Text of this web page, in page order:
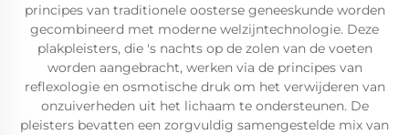
principes van traditionele oosterse geneeskunde worden
gecombineerd met moderne welzijntechnologie. Deze
plakpleisters, die 's nachts op de zolen van de voeten
worden aangebracht, werken via de principes van
reflexologie en osmotische druk om het verwijderen van
onzuiverheden uit het lichaam te ondersteunen. De
pleisters bevatten een zorgvuldig samengestelde mix van